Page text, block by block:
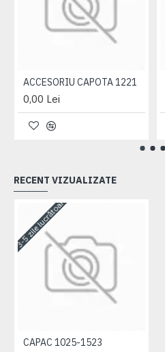
ACCESORIU CAPOTA 1221
0,00 Lei
RECENT VIZUALIZATE
3-5 zile lucrătoare
CAPAC 1025-1523